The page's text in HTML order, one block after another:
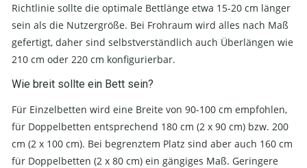
Richtlinie sollte die optimale Bettlänge etwa 15-20 cm länger
sein als die Nutzergröße. Bei Frohraum wird alles nach Maß
gefertigt, daher sind selbstverständlich auch Überlängen wie
210 cm oder 220 cm konfigurierbar.
Wie breit sollte ein Bett sein?
Für Einzelbetten wird eine Breite von 90-100 cm empfohlen,
für Doppelbetten entsprechend 180 cm (2 x 90 cm) bzw. 200
cm (2 x 100 cm). Bei begrenztem Platz sind aber auch 160 cm
für Doppelbetten (2 x 80 cm) ein gängiges Maß. Geringere